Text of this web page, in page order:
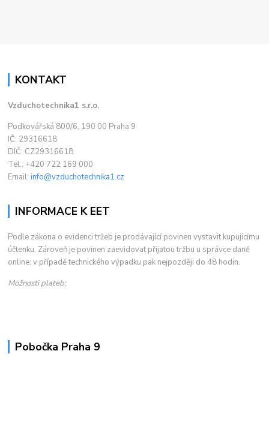
KONTAKT
Vzduchotechnika1 s.r.o.
Podkovářská 800/6, 190 00 Praha 9
IČ: 29316618
DIČ: CZ29316618
Tel.: +420 722 169 000
Email:info@vzduchotechnika1.cz
INFORMACE K EET
Podle zákona o evidenci tržeb je prodávající povinen vystavit kupujícímu
účtenku. Zároveň je povinen zaevidovat přijatou tržbu u správce daně
online; v případě technického výpadku pak nejpozději do 48 hodin.
Možnosti plateb:
Pobočka Praha 9